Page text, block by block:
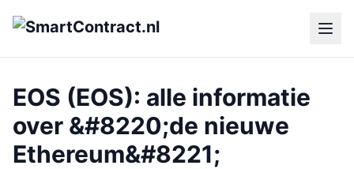
EOS (EOS): alle informatie
over &#8220;de nieuwe
Ethereum&#8221;